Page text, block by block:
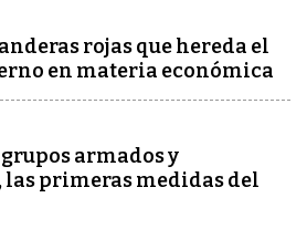
rojas que hereda el
en materia económica
armados y
las primeras medidas del